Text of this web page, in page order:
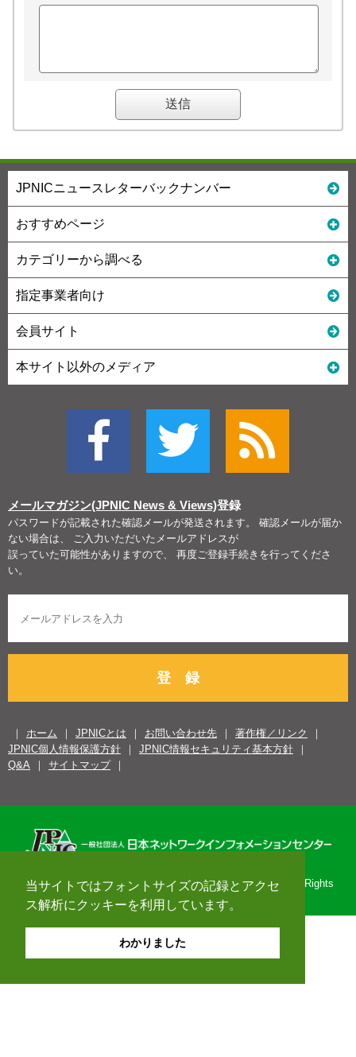
当サイトではフォントサイズの記録とアクセ
ス解析にクッキーを利用しています。
わかりました
JPNICニュースレターバックナンバー
おすすめページ
カテゴリーから調べる
指定事業者向け
会員サイト
本サイト以外のメディア
メールマガジン(JPNIC News & Views)登録
パスワードが記載された確認メールが発送されます。 確認メールが届か
ない場合は、 ご入力いただいたメールアドレスが
誤っていた可能性がありますので、 再度ご登録手続きを行ってくださ
い。
登 録
ホーム JPNICとは お問い合わせ先
著作権／リンク
JPNIC個人情報保護方針
JPNIC情報セキュリティ基本方針
Q&A
サイトマップ
Copyright© 1996-2026 Japan Network Information Center. All Rights
Reserved.